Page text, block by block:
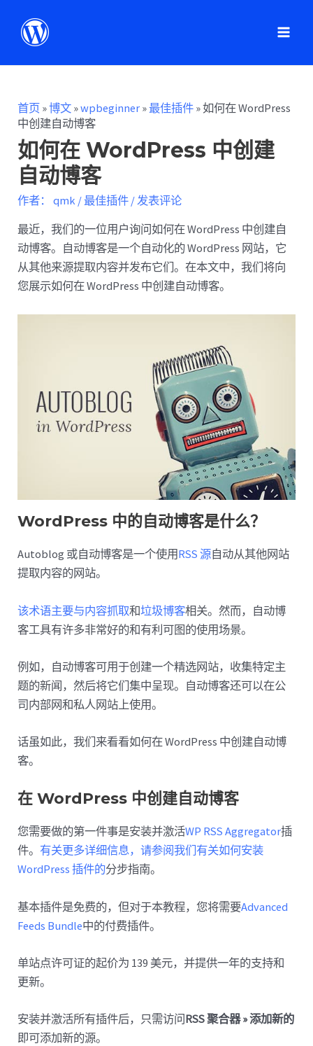
首页 »博文 »wpbeginner »最佳插件 »如何在 WordPress
中创建自动博客
如何在 WordPress 中创建
自动博客
作者： qmk /最佳插件 /发表评论
最近，我们的一位用户询问如何在 WordPress 中创建自
动博客。自动博客是一个自动化的 WordPress 网站，它
从其他来源提取内容并发布它们。在本文中，我们将向
您展示如何在 WordPress 中创建自动博客。
WordPress 中的自动博客是什么？
Autoblog 或自动博客是一个使用RSS 源自动从其他网站
提取内容的网站。
该术语主要与内容抓取和垃圾博客相关。然而，自动博
客工具有许多非常好的和有利可图的使用场景。
例如，自动博客可用于创建一个精选网站，收集特定主
题的新闻，然后将它们集中呈现。自动博客还可以在公
司内部网和私人网站上使用。
话虽如此，我们来看看如何在 WordPress 中创建自动博
客。
在 WordPress 中创建自动博客
您需要做的第一件事是安装并激活WP RSS Aggregator插
件。 有关更多详细信息，请参阅我们有关如何安装
WordPress 插件的分步指南。
基本插件是免费的，但对于本教程，您将需要Advanced
Feeds Bundle中的付费插件。
单站点许可证的起价为 139 美元，并提供一年的支持和
更新。
安装并激活所有插件后，只需访问RSS 聚合器 » 添加新的
即可添加新的源。